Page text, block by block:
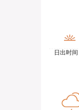
日出时